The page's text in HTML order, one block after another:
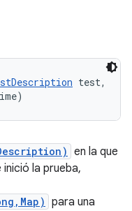
test,
en la que
la prueba,
para una